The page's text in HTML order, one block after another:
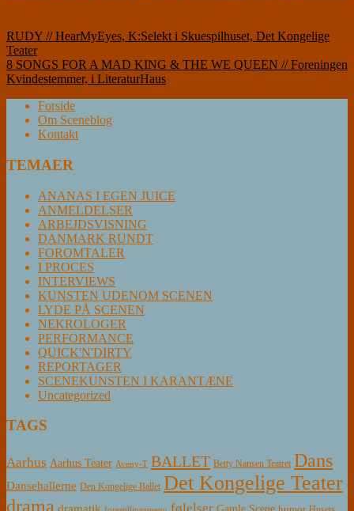
Indlægsnavigation
RUDY // HearMyEyes, K:Selekt i Skuespilhuset, Det Kongelige
Teater
8 SONGS FOR A MAD KING & THE WE QUEEN // Foreningen
Kvindestemmer, i LiteraturHaus
Forside
Om Sceneblog
Kontakt
TEMAER
ANANAS I EGEN JUICE
ANMELDELSER
ARBEJDSVISNING
DANMARK RUNDT
FOROMTALER
I PROCES
INTERVIEWS
KUNSTEN UDENOM SCENEN
LYDE PÅ SCENEN
NEKROLOGER
PERFORMANCE
QUICK'N'DIRTY
REPORTAGER
SCENEKUNSTEN I KARANTÆNE
Uncategorized
TAGS
Aarhus Aarhus Teater Aveny-T BALLET Betty Nansen Teatret Dans
Dansehallerne Den Kongelige Ballet Det Kongelige Teater
drama